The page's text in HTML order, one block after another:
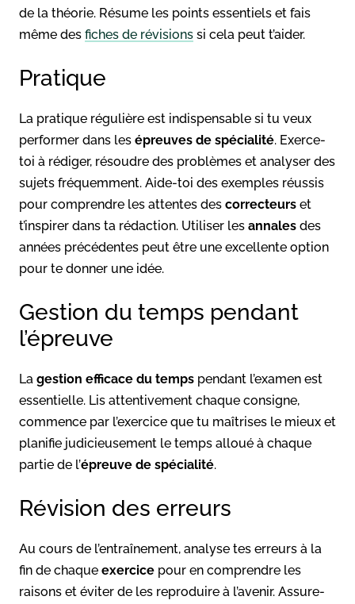
de la théorie. Résume les points essentiels et fais
même des fiches de révisions si cela peut t’aider.
Pratique
La pratique régulière est indispensable si tu veux
performer dans les épreuves de spécialité. Exerce-
toi à rédiger, résoudre des problèmes et analyser des
sujets fréquemment. Aide-toi des exemples réussis
pour comprendre les attentes des correcteurs et
t’inspirer dans ta rédaction. Utiliser les annales des
années précédentes peut être une excellente option
pour te donner une idée.
Gestion du temps pendant
l’épreuve
La gestion efficace du temps pendant l’examen est
essentielle. Lis attentivement chaque consigne,
commence par l’exercice que tu maîtrises le mieux et
planifie judicieusement le temps alloué à chaque
partie de l’épreuve de spécialité.
Révision des erreurs
Au cours de l’entraînement, analyse tes erreurs à la
fin de chaque exercice pour en comprendre les
raisons et éviter de les reproduire à l’avenir. Assure-